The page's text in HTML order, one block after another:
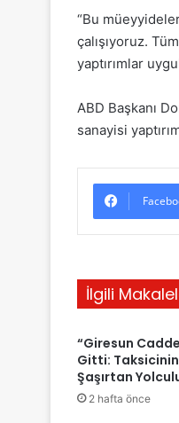
“Bu
çalışıyoruz.
yaptırımlar
ABD Başkanı
sanayisi
İlgili
“Giresun
Gitti: Taksicinin
Şaşırtan
2 hafta önce